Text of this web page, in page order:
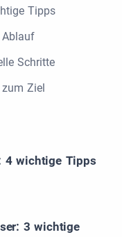
Tipps
Ablauf
Schritte
Ziel
4 wichtige Tipps
3 wichtige